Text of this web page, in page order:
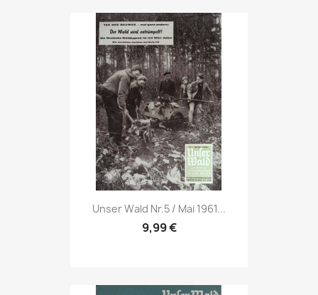
Vorschau
Unser Wald Nr.5 / Mai 1961...
9,99 €